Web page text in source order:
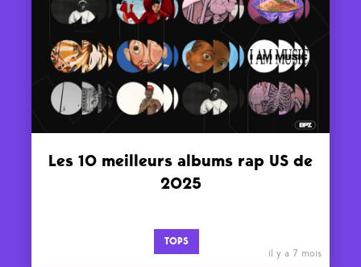
Les 10 meilleurs albums rap US de
2025
TOPS
il y a 7 mois